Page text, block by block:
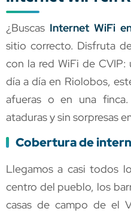
¿Buscas Internet WiFi
sitio correcto. Disfruta
con la red WiFi de
día a día en Riolobos,
afueras o en una
ataduras y sin sorpresas
Cobertura de
Llegamos a casi todos
centro del pueblo, los
casas de campo de el